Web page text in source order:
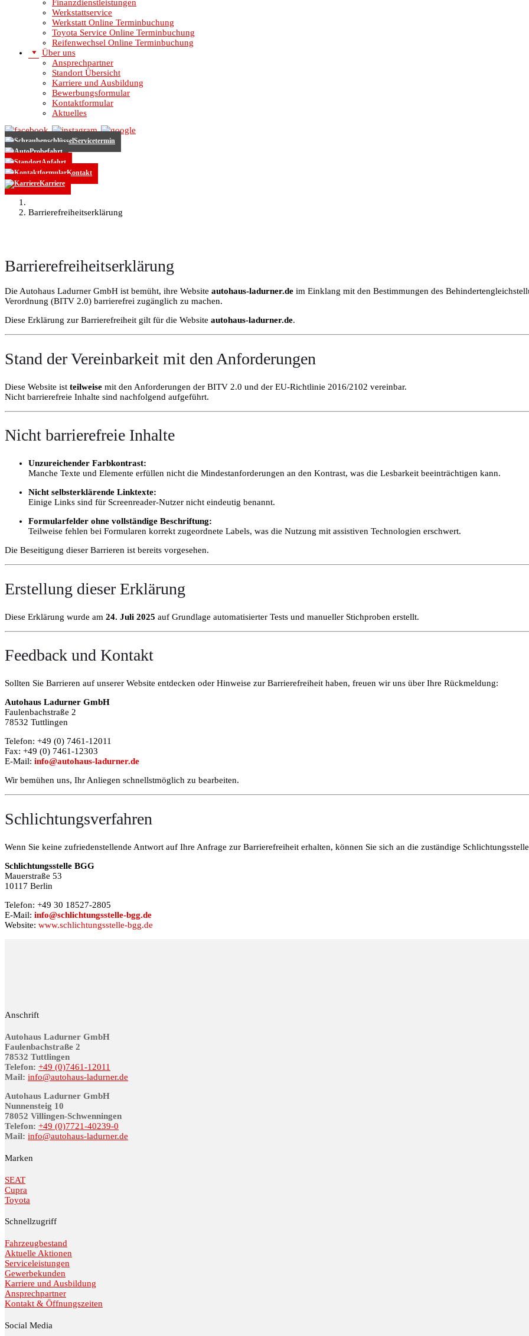
Finanzdienstleistungen
Werkstattservice
Werkstatt Online Terminbuchung
Toyota Service Online Terminbuchung
Reifenwechsel Online Terminbuchung
Über uns
Ansprechpartner
Standort Übersicht
Karriere und Ausbildung
Bewerbungsformular
Kontaktformular
Aktuelles
Servicetermin
Probefahrt
Anfahrt
Kontakt
Karriere
Barrierefreiheitserklärung
Barrierefreiheitserklärung
Die Autohaus Ladurner GmbH ist bemüht, ihre Website autohaus-ladurner.de im Einklang mit den Bestimmungen des
Verordnung (BITV 2.0) barrierefrei zugänglich zu machen.
Diese Erklärung zur Barrierefreiheit gilt für die Website autohaus-ladurner.de.
Stand der Vereinbarkeit mit den Anforderungen
Diese Website ist teilweise mit den Anforderungen der BITV 2.0 und der EU-Richtlinie 2016/2102 vereinbar.
Nicht barrierefreie Inhalte sind nachfolgend aufgeführt.
Nicht barrierefreie Inhalte
Unzureichender Farbkontrast:
Manche Texte und Elemente erfüllen nicht die Mindestanforderungen an den Kontrast, was die Lesbarkeit beeinträchtigen kann.
Nicht selbsterklärende Linktexte:
Einige Links sind für Screenreader-Nutzer nicht eindeutig benannt.
Formularfelder ohne vollständige Beschriftung:
Teilweise fehlen bei Formularen korrekt zugeordnete Labels, was die Nutzung mit assistiven Technologien erschwert.
Die Beseitigung dieser Barrieren ist bereits vorgesehen.
Erstellung dieser Erklärung
Diese Erklärung wurde am 24. Juli 2025 auf Grundlage automatisierter Tests und manueller Stichproben erstellt.
Feedback und Kontakt
Sollten Sie Barrieren auf unserer Website entdecken oder Hinweise zur Barrierefreiheit haben, freuen wir uns über Ihre Rückmeldung:
Autohaus Ladurner GmbH
Faulenbachstraße 2
78532 Tuttlingen
Telefon: +49 (0) 7461-12011
Fax: +49 (0) 7461-12303
E-Mail: info@autohaus-ladurner.de
Wir bemühen uns, Ihr Anliegen schnellstmöglich zu bearbeiten.
Schlichtungsverfahren
Wenn Sie keine zufriedenstellende Antwort auf Ihre Anfrage zur Barrierefreiheit erhalten, können Sie sich an die zuständige
Schlichtungsstelle BGG
Mauerstraße 53
10117 Berlin
Telefon: +49 30 18527-2805
E-Mail: info@schlichtungsstelle-bgg.de
Website: www.schlichtungsstelle-bgg.de
Anschrift
Autohaus Ladurner GmbH
Fau­len­bach­stra­ße 2
78532 Tutt­lin­gen
Telefon: +49 (0)7461-12011
Mail: info@au­to­haus-lad­ur­ner.de
Autohaus Ladurner GmbH
Nunnensteig 10
78052 Villingen-Schwenningen
Telefon: +49 (0)7721-40239-0
Mail: info@au­to­haus-lad­ur­ner.de
Marken
SEAT
Cupra
Toyota
Schnellzugriff
Fahrzeugbestand
Aktuelle Aktionen
Serviceleistungen
Gewerbekunden
Karriere und Ausbildung
Ansprechpartner
Kontakt & Öffnungszeiten
Social Media